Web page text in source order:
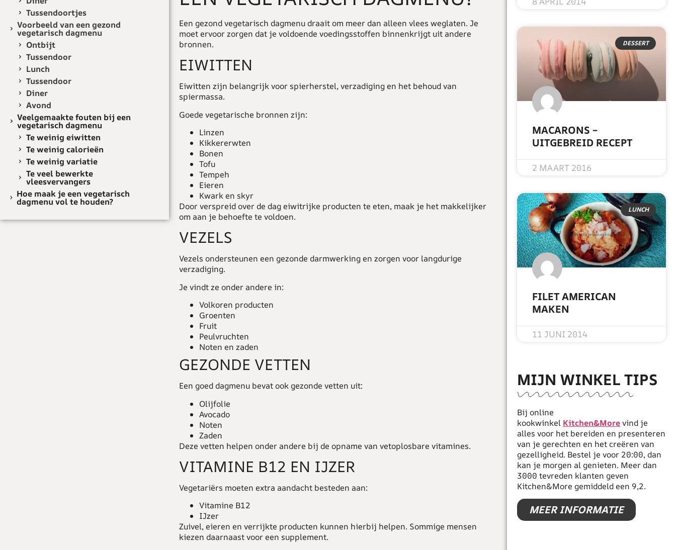
Tussendoortjes
Voorbeeld van een gezond
vegetarisch dagmenu
Ontbijt
Tussendoor
Lunch
Tussendoor
Diner
Avond
Veelgemaakte fouten bij een
vegetarisch dagmenu
Te weinig eiwitten
Te weinig calorieën
Te weinig variatie
Te veel bewerkte
vleesvervangers
Hoe maak je een vegetarisch
dagmenu vol te houden?
Een gezond vegetarisch dagmenu draait om meer dan alleen vlees weglaten. Je
moet ervoor zorgen dat je voldoende voedingsstoffen binnenkrijgt uit andere
bronnen.
EIWITTEN
Eiwitten zijn belangrijk voor spierherstel, verzadiging en het behoud van
spiermassa.
Goede vegetarische bronnen zijn:
Linzen
Kikkererwten
Bonen
Tofu
Tempeh
Eieren
Kwark en skyr
Door verspreid over de dag eiwitrijke producten te eten, maak je het makkelijker
om aan je behoefte te voldoen.
VEZELS
Vezels ondersteunen een gezonde darmwerking en zorgen voor langdurige
verzadiging.
Je vindt ze onder andere in:
Volkoren producten
Groenten
Fruit
Peulvruchten
Noten en zaden
GEZONDE VETTEN
Een goed dagmenu bevat ook gezonde vetten uit:
Olijfolie
Avocado
Noten
Zaden
Deze vetten helpen onder andere bij de opname van vetoplosbare vitamines.
VITAMINE B12 EN IJZER
Vegetariërs moeten extra aandacht besteden aan:
Vitamine B12
IJzer
Zuivel, eieren en verrijkte producten kunnen hierbij helpen. Sommige mensen
kiezen daarnaast voor een supplement.
DESSERT
MACARONS –
UITGEBREID RECEPT
2 MAART 2016
LUNCH
FILET AMERICAN
MAKEN
11 JUNI 2014
MIJN WINKEL TIPS
Bij online
kookwinkel Kitchen&Morevind je
alles voor het bereiden en presenteren
van je gerechten en het creëren van
gezelligheid. Bestel je voor 20:00, dan
kan je morgen al genieten. Meer dan
3000 tevreden klanten geven
Kitchen&More gemiddeld een 9,2.
MEER INFORMATIE